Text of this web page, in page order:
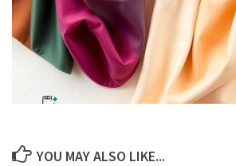
YOU MAY ALSO LIKE...